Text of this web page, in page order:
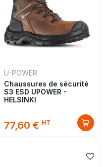
U-POWER
Chaussures de sécurité
S3 ESD UPOWER -
HELSINKI
77,60 € HT